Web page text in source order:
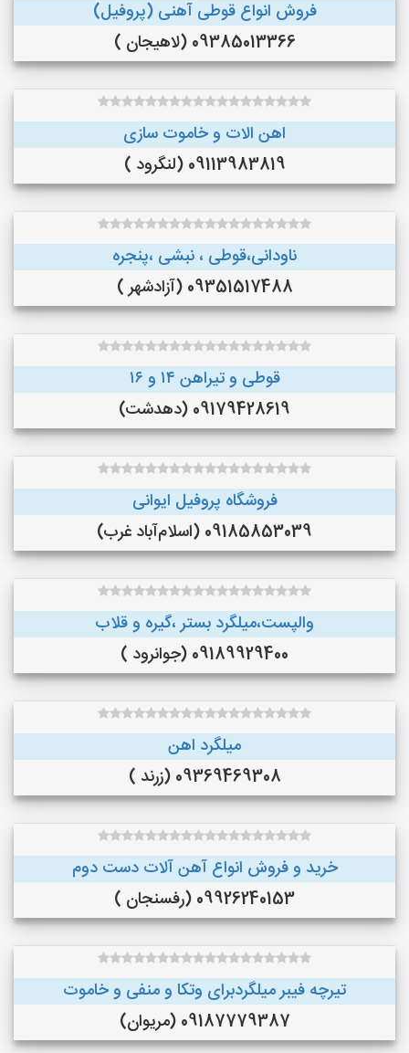
فروش انواع قوطی آهنی (پروفیل)
09385013366 (لاهیجان )
اهن الات و خاموت سازی
09113983819 (لنگرود )
ناودانی،قوطی ، نبشی ،پنجره
09351517488 (آزادشهر )
قوطی و تیراهن ۱۴ و ۱۶
09179428619 (دهدشت)
فروشگاه پروفیل ایوانی
09185853039 (اسلام‌آباد غرب)
والپست،میلگرد بستر ،گیره و قلاب
09189929400 (جوانرود )
میلگرد اهن
09369469308 (زرند )
خرید و فروش انواع آهن آلات دست دوم
09926240153 (رفسنجان )
تیرچه فیبر میلگردبرای وتکا و منفی و خاموت
09187779387 (مریوان)